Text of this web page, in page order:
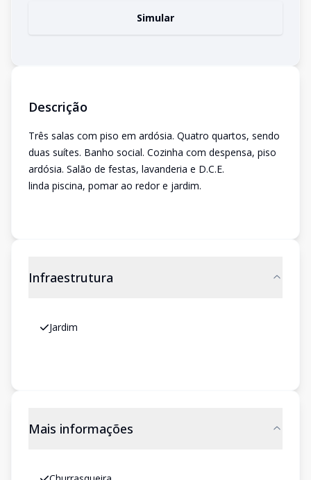
Simular
Descrição
Três salas com piso em ardósia. Quatro quartos, sendo
duas suítes. Banho social. Cozinha com despensa, piso
ardósia. Salão de festas, lavanderia e D.C.E.
linda piscina, pomar ao redor e jardim.
Infraestrutura
Jardim
Mais informações